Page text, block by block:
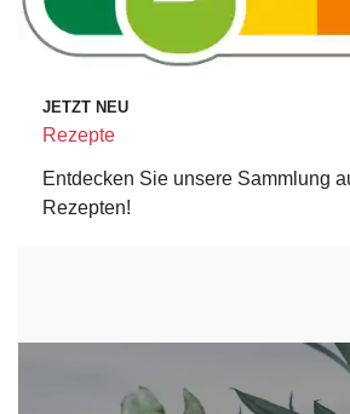
JETZT NEU
Rezepte
Entdecken Sie unsere Sammlung
Rezepten!